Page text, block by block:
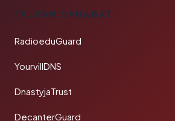
TAUTAN SAHABAT
RadioeduGuard
YourvillDNS
DnastyjaTrust
DecanterGuard